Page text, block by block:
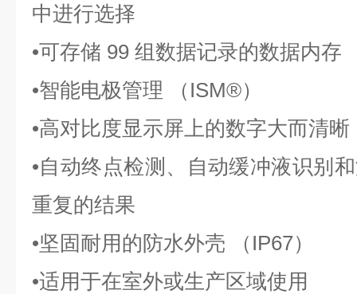
中进行选择
•可存储 99 组数据记录的数据内存
•智能电极管理 （ISM®）
•高对比度显示屏上的数字大而清
•自动终点检测、自动缓冲液识别
重复的结果
•坚固耐用的防水外壳 （IP67）
•适用于在室外或生产区域使用